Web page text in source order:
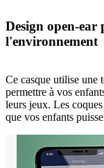
Design open-ear
l'environnement
Ce casque utilise une
permettre à vos
leurs jeux. Les
que vos enfants